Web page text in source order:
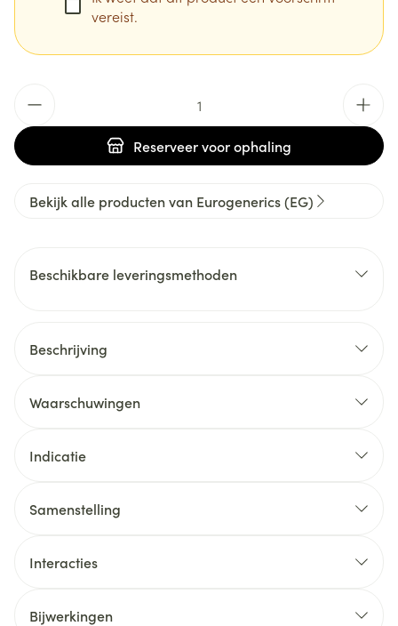
vereist.
Reserveervoor ophaling
Bekijk alle producten van Eurogenerics (EG)
Beschikbare leveringsmethoden
Beschrijving
Waarschuwingen
Indicatie
Samenstelling
Interacties
Bijwerkingen